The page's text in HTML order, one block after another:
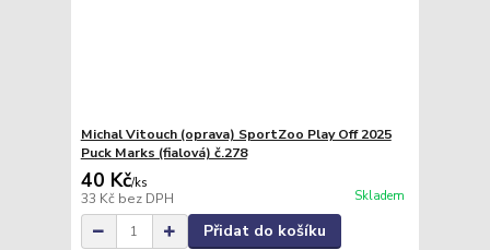
Michal Vitouch (oprava) SportZoo Play Off 2025
Puck Marks (fialová) č.278
40 Kč/ks
33 Kč bez DPH Skladem
Přidat do košíku